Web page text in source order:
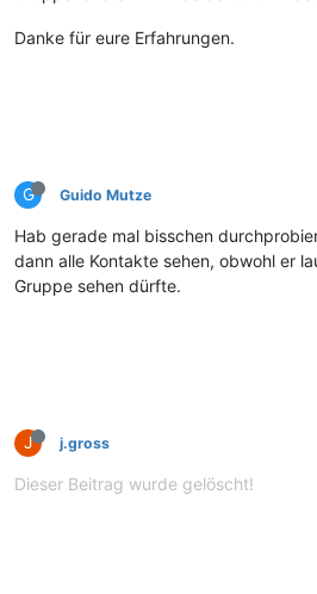
Danke für eure Erfahrungen.
G Guido Mutze
Hab gerade mal bisschen
dann alle Kontakte sehen, obwohl er
Gruppe sehen dürfte.
J j.gross
Dieser Beitrag wurde gelöscht!